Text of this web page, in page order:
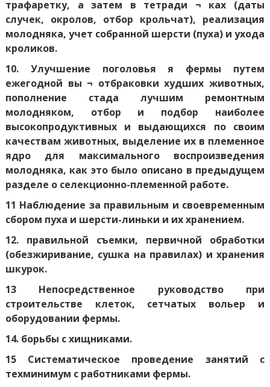
трафаретку, а затем в тетради ¬ ках (даты
случек, окролов, отбор крольчат), реализация
молодняка, учет собранной шерсти (пуха) и ухода
кроликов.
10. Улучшение поголовья я фермы путем
ежегодной вы ¬ отбраковки худших животных,
пополнение стада лучшим ремонтным
молодняком, отбор и подбор наиболее
высокопродуктивных и выдающихся по своим
качествам животных, выделение их в племенное
ядро ​​для максимального воспроизведения
молодняка, как это было описано в предыдущем
разделе о селекционно-племенной работе.
11 Наблюдение за правильным и своевременным
сбором пуха и шерсти-линьки и их хранением.
12. правильной съемки, первичной обработки
(обезжиривание, сушка на правилах) и хранения
шкурок.
13 Непосредственное руководство при
строительстве клеток, сетчатых вольер и
оборудовании фермы.
14. борьбы с хищниками.
15 Систематическое проведение занятий с
техминимум с работниками фермы.